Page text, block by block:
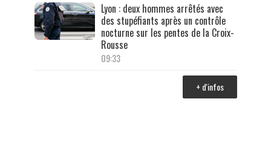
Lyon : deux hommes arrêtés avec
des stupéfiants après un contrôle
nocturne sur les pentes de la Croix-
Rousse
09:33
+ d'infos